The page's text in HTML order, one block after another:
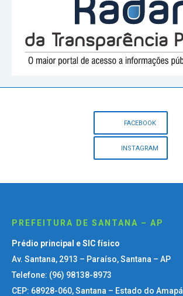
FACEBOOK
INSTAGRAM
PREFEITURA DE SANTANA – AP
Prédio principal e SIC físico
Av. Santana, 2913 – Paraíso, Santana – AP
Telefone: (96) 98138-8973
CEP: 68928-060, Santana – Estado do Amapá